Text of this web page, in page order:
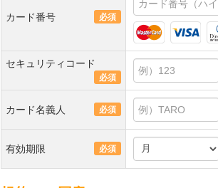
カード番号 必須
セキュリティコード
必須
カード名義人 必須
有効期限 必須